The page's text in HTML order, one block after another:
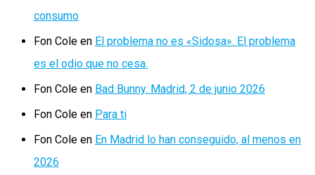
consumo
Fon Cole en El problema no es «Sidosa». El problema
es el odio que no cesa.
Fon Cole en Bad Bunny. Madrid, 2 de junio 2026
Fon Cole en Para ti
Fon Cole en En Madrid lo han conseguido, al menos en
2026